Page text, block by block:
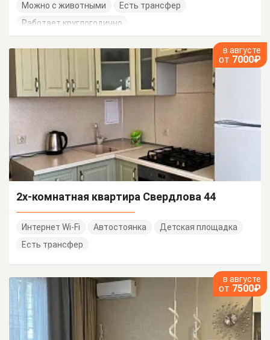
Можно с животными
Есть трансфер
Работает круглогодично
в августе
от 7000₽
2х-комнатная квартира Свердлова 44
Интернет Wi-Fi Автостоянка
Детская площадка
Есть трансфер
в августе
от 7500₽